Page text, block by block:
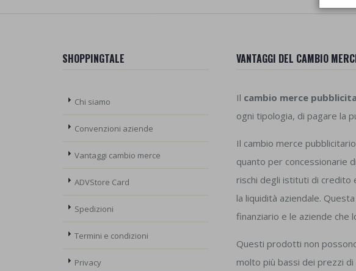
SHOPPINGTALE
Chi siamo
Convenzioni aziende
Vantaggi cambio merce
ADVStore Card
Spedizioni
Termini e condizioni
Privacy
VANTAGGI DEL CAMBIO
Il cambio merce
ogni tipologia, di pagare la
Il cambio merce
quanto per concessionarie
rischi degli istituti di credito
la liquidità aziendale.
finanziario e le aziende che
Questi prodotti non
molto più bassi dei prezzi